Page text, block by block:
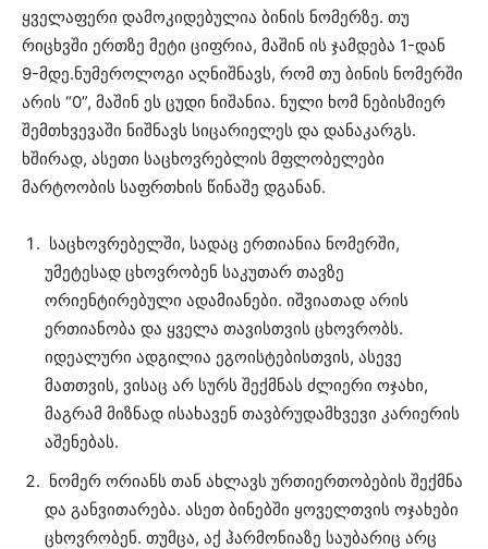
ყველაფერი დამოკიდებულია ბინის ნომერზე. თუ
რიცხვში ერთზე მეტი ციფრია, მაშინ ის ჯამდება 1-დან
9-მდე.ნუმეროლოგი აღნიშნავს, რომ თუ ბინის ნომერში
არის “0”, მაშინ ეს ცუდი ნიშანია. ნული ხომ ნებისმიერ
შემთხვევაში ნიშნავს სიცარიელეს და დანაკარგს.
ხშირად, ასეთი საცხოვრებლის მფლობელები
მარტოობის საფრთხის წინაშე დგანან.
საცხოვრებელში, სადაც ერთიანია ნომერში,
უმეტესად ცხოვრობენ საკუთარ თავზე
ორიენტირებული ადამიანები. იშვიათად არის
ერთიანობა და ყველა თავისთვის ცხოვრობს.
იდეალური ადგილია ეგოისტებისთვის, ასევე
მათთვის, ვისაც არ სურს შექმნას ძლიერი ოჯახი,
მაგრამ მიზნად ისახავენ თავბრუდამხვევი კარიერის
აშენებას.
ნომერ ორიანს თან ახლავს ურთიერთობების შექმნა
და განვითარება. ასეთ ბინებში ყოველთვის ოჯახები
ცხოვრობენ. თუმცა, აქ ჰარმონიაზე საუბარიც არც